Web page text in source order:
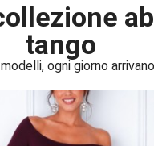
tango
ogni giorno